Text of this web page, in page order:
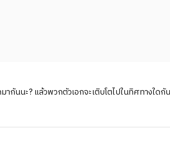
กันนะ? แล้วพวกตัวเอกจะเติบโตไปในทิศทางใดกั